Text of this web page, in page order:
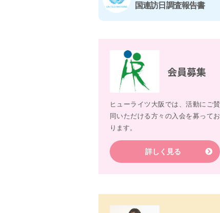
国連訪日調査報告書
会員募集
ヒューライツ大阪では、活動にご賛
同いただける方々の入会を募ってお
ります。
詳しく見る